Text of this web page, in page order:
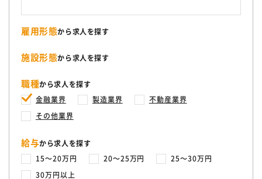
雇用形態から求人を探す
施設形態から求人を探す
職種から求人を探す
金融業界 製造業界 不動産業界
その他業界
給与から求人を探す
15〜20万円 20〜25万円 25〜30万円
30万円以上